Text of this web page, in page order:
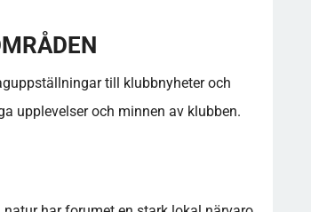
till klubbnyheter och
upplevelser och minnen av klubben.